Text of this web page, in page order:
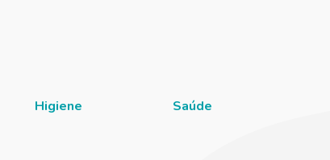
Higiene Saúde